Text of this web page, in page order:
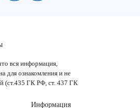
вся информация,
для ознакомления и не
(ст.435 ГК РФ, ст. 437 ГК
Информация